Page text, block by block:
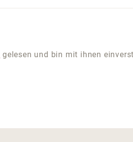
gelesen und bin mit ihnen